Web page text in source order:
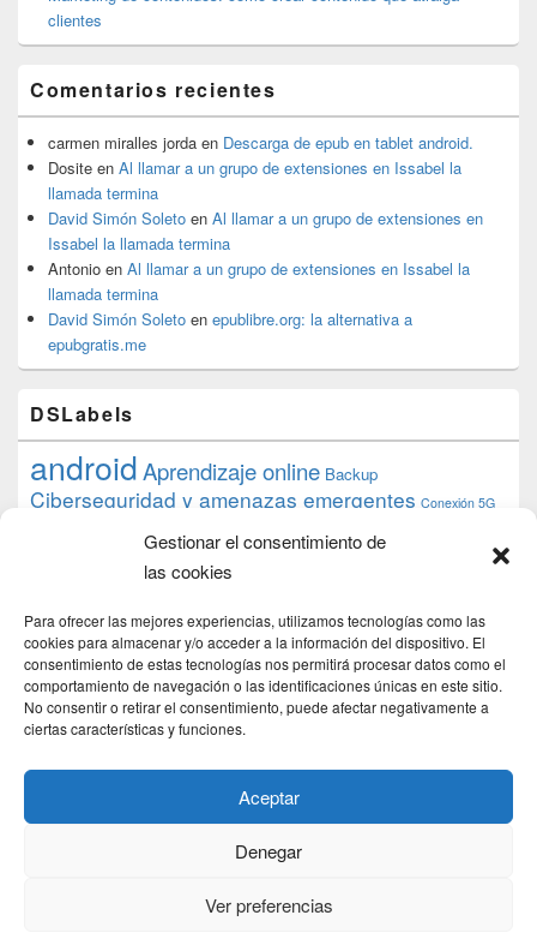
Gestionar el consentimiento de
las cookies
Para ofrecer las mejores experiencias, utilizamos tecnologías como las
cookies para almacenar y/o acceder a la información del dispositivo. El
consentimiento de estas tecnologías nos permitirá procesar datos como el
comportamiento de navegación o las identificaciones únicas en este sitio.
No consentir o retirar el consentimiento, puede afectar negativamente a
ciertas características y funciones.
Aceptar
Denegar
Ver preferencias
clientes
Comentarios recientes
carmen miralles jorda en Descarga de epub en tablet android.
Dosite en Al llamar a un grupo de extensiones en Issabel la
llamada termina
David Simón Soleto en Al llamar a un grupo de extensiones en
Issabel la llamada termina
Antonio en Al llamar a un grupo de extensiones en Issabel la
llamada termina
David Simón Soleto en epublibre.org: la alternativa a
epubgratis.me
DSLabels
androidAprendizaje online Backup
Ciberseguridad y amenazas emergentes Conexión 5G
datos debian desarrollo web
Formación Google
iphone
proyecto PS4 python Raspberryraspberrypi
raspbian review Servidor Web Sostenibilidad
tecnológicaTecnología torrent
transmissiontutorial ubuntu server Windows
Theme: Catch Box byCatch Themes